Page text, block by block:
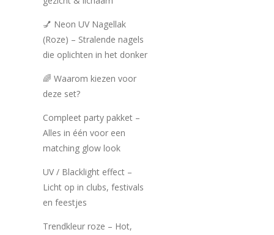
💅 Neon UV Nagellak
(Roze) – Stralende nagels
die oplichten in het donker
🌈 Waarom kiezen voor
deze set?
Compleet party pakket –
Alles in één voor een
matching glow look
UV / Blacklight effect –
Licht op in clubs, festivals
en feestjes
Trendkleur roze – Hot,